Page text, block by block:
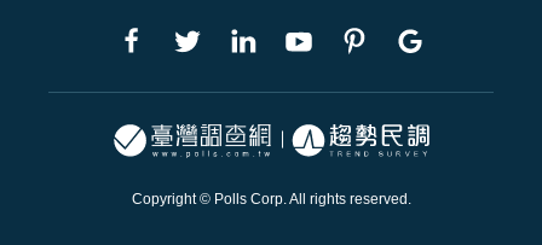
Copyright © Polls Corp. All rights reserved.